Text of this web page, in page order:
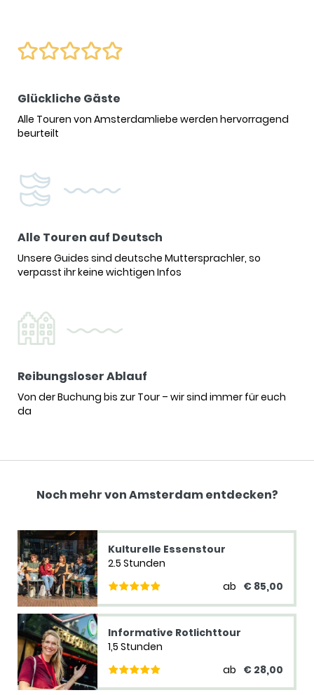
Glückliche Gäste
Alle Touren von Amsterdamliebe werden hervorragend
beurteilt
Alle Touren auf Deutsch
Unsere Guides sind deutsche Muttersprachler, so
verpasst ihr keine wichtigen Infos
Reibungsloser Ablauf
Von der Buchung bis zur Tour – wir sind immer für euch
da
Noch mehr von Amsterdam entdecken?
Kulturelle Essenstour
2.5 Stunden
ab € 85,00
Informative Rotlichttour
1,5 Stunden
ab € 28,00